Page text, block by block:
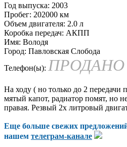
Год выпуска: 2003
Пробег: 202000 км
Объем двигателя: 2.0 л
Коробка передач: АКПП
Имя: Володя
Город: Павловская Слобода
Телефон(ы): ПРОДАНО
На ходу ( но только до 2 передачи
мятый капот, радиатор помят, но
правая. Резвый 2х литровый
Еще больше свежих
нашем телеграм-канале